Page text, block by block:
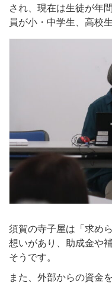
され、現在は生徒が年
員が小・中学生、高校
須賀の寺子屋は「求め
想いがあり、助成金や
そうです。
また、外部からの資金